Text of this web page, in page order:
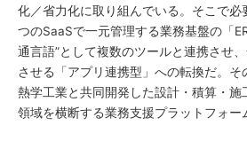
化／省力化に取り組んでいる。そこで必
つのSaaSで一元管理する業務基盤の「
通言語”として複数のツールと連携させ
させる「アプリ連携型」への転換だ。
熱学工業と共同開発した設計・積算・
領域を横断する業務支援プラットフォー